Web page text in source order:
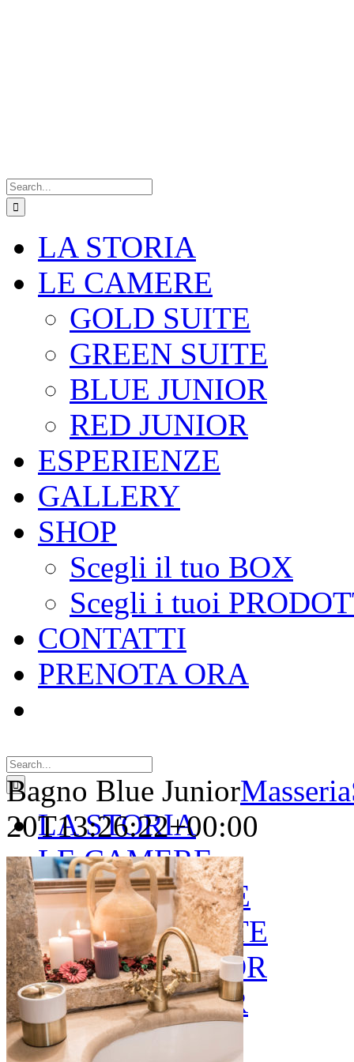
for:
LA STORIA
LE CAMERE
GOLD SUITE
GREEN SUITE
BLUE JUNIOR
RED JUNIOR
ESPERIENZE
GALLERY
SHOP
Scegli il tuo BOX
Scegli i tuoi
CONTATTI
PRENOTA ORA
for:
LA STORIA
LE CAMERE
GOLD SUITE
GREEN SUITE
BLUE JUNIOR
RED JUNIOR
ESPERIENZE
Bagno Blue Junior
20T13:26:22+00:00